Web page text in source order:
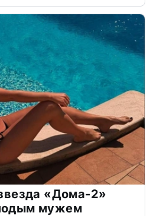
«Дома-2»
мужем